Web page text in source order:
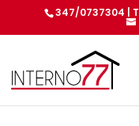
347/0737304 |